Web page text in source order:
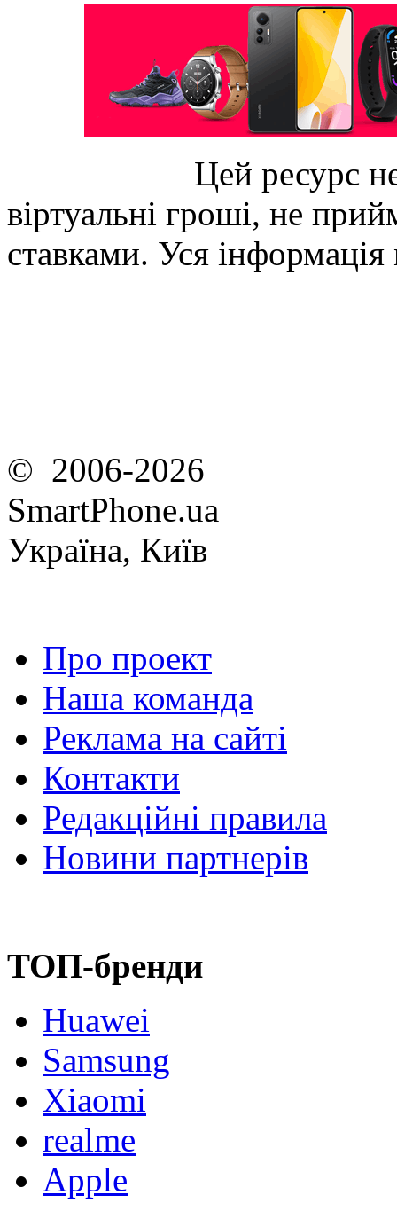
Цей ресурс
віртуальні гроші, не
ставками. Уся
© 2006-2026
SmartPhone.ua
Україна, Київ
Про проект
Наша команда
Реклама на сайті
Контакти
Редакційні правила
Новини партнерів
ТОП-бренди
Huawei
Samsung
Xiaomi
realme
Apple